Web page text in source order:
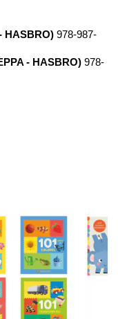
HASBRO) 978-987-
- HASBRO) 978-